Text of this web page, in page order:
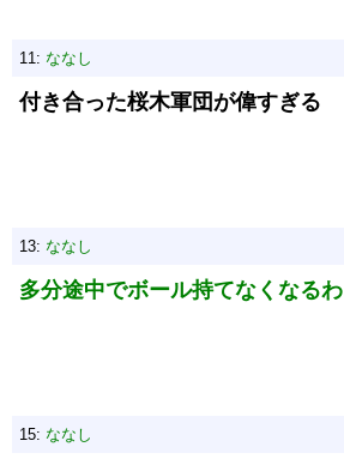
11: ななし
付き合った桜木軍団が偉すぎる
13: ななし
多分途中でボール持てなくなるわ
15: ななし